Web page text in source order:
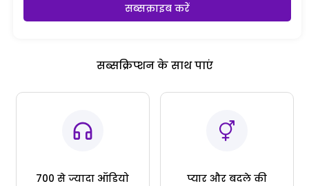
सब्सक्राइब करें
सब्सक्रिप्शन के साथ पाएं
700 से ज्यादा ऑडियो
प्यार और बदले की